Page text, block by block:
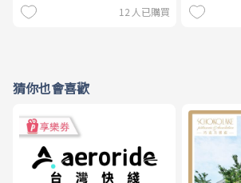
12 人已購買
猜你也會喜歡